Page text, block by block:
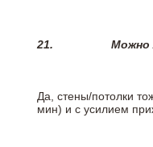
21. Можно
Да, стены/потолки
мин) и с усилием